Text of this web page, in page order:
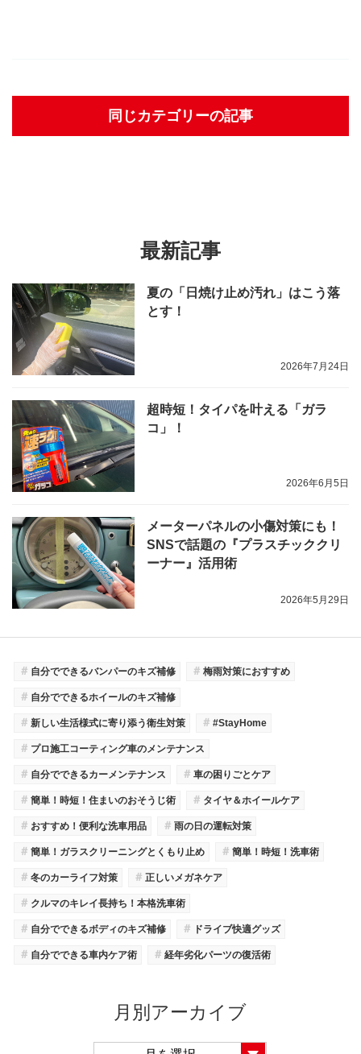
同じカテゴリーの記事
最新記事
夏の「日焼け止め汚れ」はこう落
とす！
2026年7月24日
超時短！タイパを叶える「ガラ
コ」！
2026年6月5日
メーターパネルの小傷対策にも！
SNSで話題の『プラスチッククリ
ーナー』活用術
2026年5月29日
＃ 自分でできるバンパーのキズ補修 ＃ 梅雨対策におすすめ
＃ 自分でできるホイールのキズ補修
＃ 新しい生活様式に寄り添う衛生対策 ＃ #StayHome
＃ プロ施工コーティング車のメンテナンス
＃ 自分でできるカーメンテナンス ＃ 車の困りごとケア
＃ 簡単！時短！住まいのおそうじ術 ＃ タイヤ＆ホイールケア
＃ おすすめ！便利な洗車用品 ＃ 雨の日の運転対策
＃ 簡単！ガラスクリーニングとくもり止め ＃ 簡単！時短！洗車術
＃ 冬のカーライフ対策 ＃ 正しいメガネケア
＃ クルマのキレイ長持ち！本格洗車術
＃ 自分でできるボディのキズ補修 ＃ ドライブ快適グッズ
＃ 自分でできる車内ケア術 ＃ 経年劣化パーツの復活術
月別アーカイブ